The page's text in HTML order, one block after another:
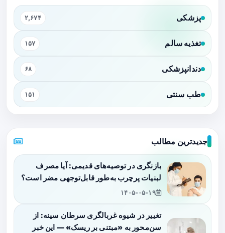
پزشکی ۲,۶۷۴
تغذیه سالم ۱۵۷
دندانپزشکی ۶۸
طب سنتی ۱۵۱
جدیدترین مطالب
بازنگری در توصیه‌های قدیمی: آیا مصرف
لبنیات پرچرب به‌طور قابل‌توجهی مضر است؟
۱۴۰۵-۰۵-۱۹
تغییر در شیوه غربالگری سرطان سینه: از
سن‌محور به «مبتنی بر ریسک» — این خبر